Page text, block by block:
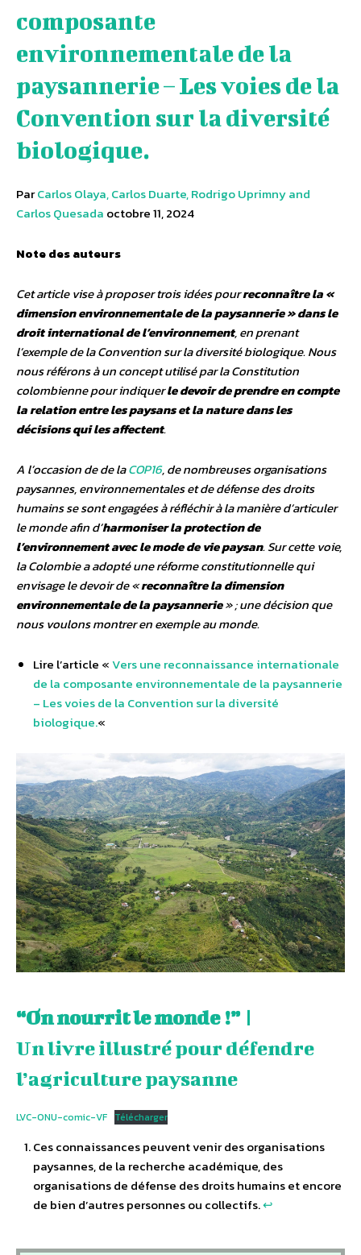
composante
environnementale de la
paysannerie – Les voies de la
Convention sur la diversité
biologique.
ParCarlos Olaya, Carlos Duarte, Rodrigo Uprimny and
Carlos Quesada octobre 11, 2024
Note des auteurs
Cet article vise à proposer trois idées pourreconnaître la «
dimension environnementale de la paysannerie » dans le
droit international de l’environnement, en prenant
l’exemple de la Convention sur la diversité biologique. Nous
nous référons à un concept utilisé par la Constitution
colombienne pour indiquerle devoir de prendre en compte
la relation entre les paysans et la nature dans les
décisions qui les affectent.
A l’occasion de de laCOP16, de nombreuses organisations
paysannes, environnementales et de défense des droits
humains se sont engagées à réfléchir à la manière d’articuler
le monde afin d’harmoniser la protection de
l’environnement avec le mode de vie paysan. Sur cette voie,
la Colombie a adopté une réforme constitutionnelle qui
envisage le devoir de «reconnaître la dimension
environnementale de la paysannerie» ; une décision que
nous voulons montrer en exemple au monde.
Lire l’article «Vers une reconnaissance internationale
de la composante environnementale de la paysannerie
– Les voies de la Convention sur la diversité
biologique.«
“On nourrit le monde !” |
Un livre illustré pour défendre
l’agriculture paysanne
LVC-ONU-comic-VF Télécharger
Ces connaissances peuvent venir des organisations
paysannes, de la recherche académique, des
organisations de défense des droits humains et encore
de bien d’autres personnes ou collectifs.↩︎